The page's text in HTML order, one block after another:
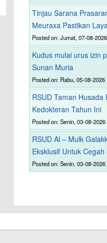
Tinjau Sarana
Meuraxa Pastikan
Posted on: Jumat, 07-08-2026
Kudus mulai urus izin
Sunan Muria
Posted on: Rabu, 05-08-2026
RSUD Taman Husada
Kedokteran Tahun Ini
Posted on: Senin, 03-08-2026
RSUD Al – Mulk
Eksklusif Untuk Cegah
Posted on: Senin, 03-08-2026